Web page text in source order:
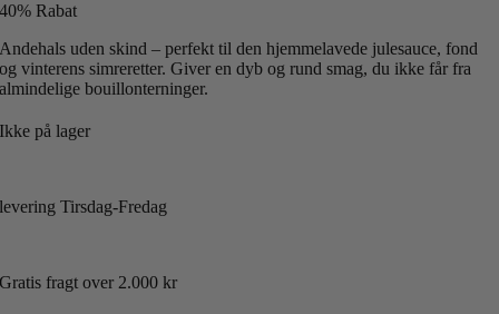
40% Rabat
Andehals uden skind – perfekt til den hjemmelavede julesauce, fond
og vinterens simreretter. Giver en dyb og rund smag, du ikke får fra
almindelige bouillonterninger.
Ikke på lager
levering Tirsdag-Fredag
Gratis fragt over 2.000 kr